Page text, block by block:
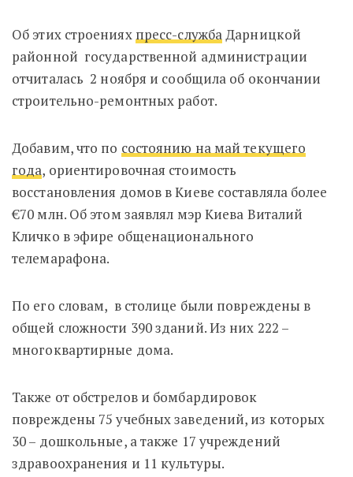
Об этих строениях пресс-службаДарницкой
районной государственной администрации
отчиталась 2 ноября и сообщила об окончании
строительно-ремонтных работ.
Добавим, что по состоянию на май текущего
года, ориентировочная стоимость
восстановления домов в Киеве составляла более
€70 млн. Об этом заявлял мэр Киева Виталий
Кличко в эфире общенационального
телемарафона.
По его словам, в столице были повреждены в
общей сложности 390 зданий. Из них 222 –
многоквартирные дома.
Также от обстрелов и бомбардировок
повреждены 75 учебных заведений, из которых
30 – дошкольные, а также 17 учреждений
здравоохранения и 11 культуры.